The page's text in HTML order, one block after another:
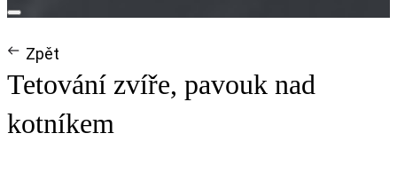
Zpět
Tetování zvíře, pavouk nad
kotníkem